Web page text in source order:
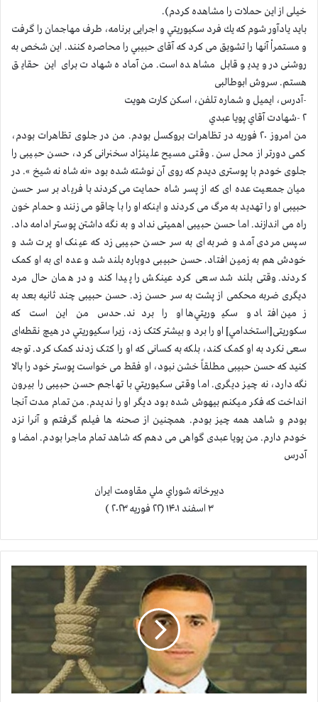
خیلی از این حملات را مشاهده کردم).
باید یادآور شوم که يك فرد سكيوريتي و اجرایی برنامه، طرف مهاجمان را گرفت
و مستمراْ آنها را تشویق می کرد که آقای حبيبي را محاصره کنند. این شخص به
روشنی در ویديو قابل مشاهده است.من آماده شهادت برای این حقایق
هستم. سروش ابوطالبی
-آدرس، ايميل و شماره تلفن، اسكن كارت هويت
۲ -شهادت آقاي پويا عبدي
من امروز ۲۰ فوریه در تظاهرات بروکسل بودم. من در جلوی تظاهرات بودم،
کمی دورتر از محل سن. وقتی مسیح علینژاد سخنرانی کرد، حسن حبیبی را
جلوی خودم با پوستری دیدم که روی آن نوشته شده بود «نه شاه نه شيخ ». در
میان جمعیت عده ای که از پسر شاه حمایت می‌کردند با فریاد بر سر حسن
حبیبی او را تهدید به مرگ می کردند و اینکه او را با چاقو می زنند و حمام خون
راه می اندازند. اما حسن حبیبی اهمیتی نداد و به نگه داشتن پوستر ادامه داد.
سپس مردی آمد و ضربه ای به سر حسن حبیبی زد که عینک او پرت شد و
خودش هم به زمین افتاد. حسن حبیبی دوباره بلند شد و عده ای به او کمک
کردند. وقتی بلند شد سعی کرد عینکش را پیدا کند و در همان حال مرد
ديگری ضربه محکمی از پشت به سر حسن زد. حسن حبیبی چند ثانیه بعد به
زمین افتاد و‌ سكيوريتي‌ها او را بردند. حدس من این است که
سکوریتی[استخدامي] او را برد و بیشتر کتک زد، زیرا سكيوريتي در هیچ نقطه‌ای
سعی نکرد به او کمک کند، بلکه به کسانی که او را کتک زدند کمک کرد. توجه
كنيد که حسن حبیبی مطلقاً خشن نبود، او فقط می خواست پوستر خود را بالا
نگه دارد، نه چیز دیگری. اما وقتی سكيوريتي با تهاجم حسن حبیبی را بیرون
انداخت كه فكر ميكنم بيهوش شده بود ديگر او را ندیدم. من تمام مدت آنجا
بودم و شاهد همه چیز بودم. همچنین از صحنه ها فیلم گرفتم و آنرا نزد
خودم دارم. من پویا عبدی گواهی می دهم که شاهد تمام ماجرا بودم. امضا و
آدرس
دبيرخانه شوراي ملي مقاومت ايران
۳ اسفند ۱۴۰۱ (۲۲ فوريه ۲۰۲۳ )
ا